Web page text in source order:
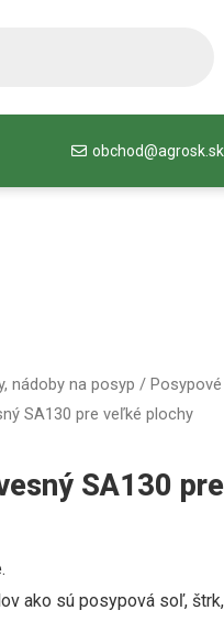
obchod@agrosk.sk
nádoby na posyp /
SA130 pre veľké plochy
SA130
ako sú posypová soľ,